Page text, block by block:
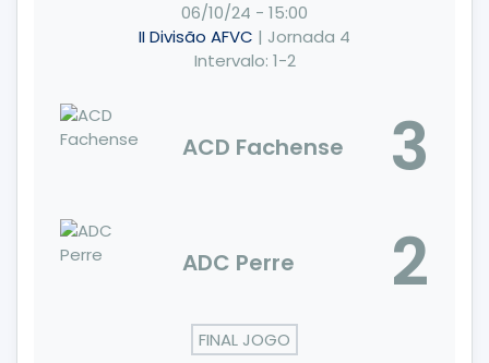
06/10/24 - 15:00
II Divisão AFVC | Jornada 4
Intervalo: 1-2
ACD Fachense 3
ADC Perre 2
FINAL JOGO